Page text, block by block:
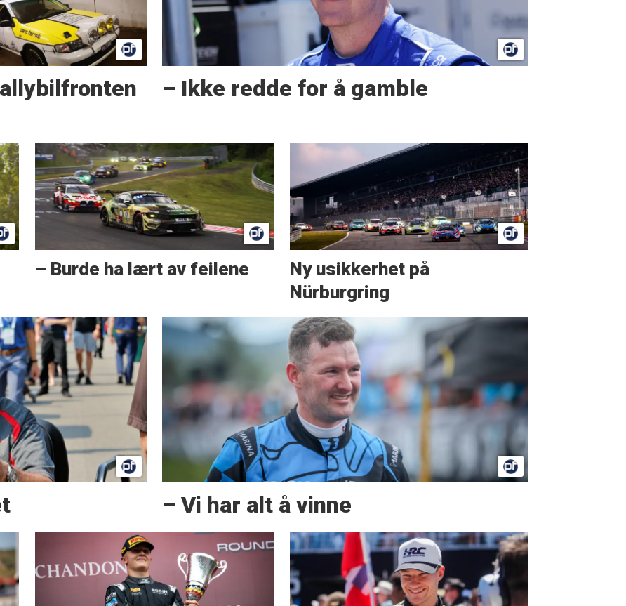
– Ikke redde for å gamble
– Burde ha lært av feilene
Ny usikkerhet på
Nürburgring
– Vi har alt å vinne